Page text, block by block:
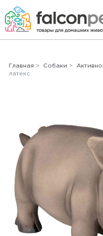
Главная > Собаки >
латекс